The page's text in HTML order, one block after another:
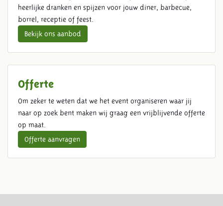
heerlijke dranken en spijzen voor jouw diner, barbecue,
borrel, receptie of feest.
Bekijk ons aanbod
Offerte
Om zeker te weten dat we het event organiseren waar jij
naar op zoek bent maken wij graag een vrijblijvende offerte
op maat.
Offerte aanvragen